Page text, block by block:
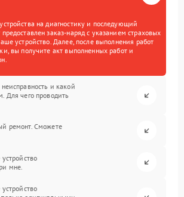
на диагностику и последующий
заказ-наряд с указанием страховых
устройство. Далее, после выполнения работ
вы получите акт выполненных работ и
и какой
Для чего проводить
ремонт. Сможете
мне.